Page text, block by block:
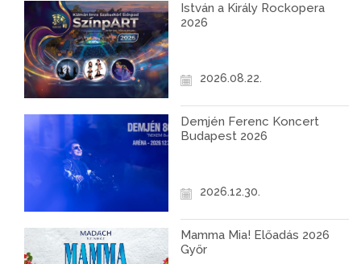
István a Király Rockopera
2026
2026.08.22.
Demjén Ferenc Koncert
Budapest 2026
2026.12.30.
Mamma Mia! Előadás 2026
Győr